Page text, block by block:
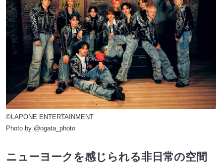
©LAPONE ENTERTAINMENT
Photo by @ogata_photo
ニューヨークを感じられる非日常の空間